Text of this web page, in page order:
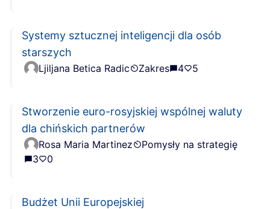
Systemy sztucznej inteligencji dla osób
starszych
Ljiljana Betica Radic Zakres 4 5
Stworzenie euro-rosyjskiej wspólnej waluty
dla chińskich partnerów
Rosa Maria Martinez
Pomysły na strategię
3
0
Budżet Unii Europejskiej